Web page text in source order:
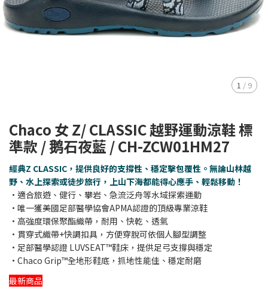
1 / 9
Chaco 女 Z/ CLASSIC 越野運動涼鞋 標
準款 / 鹅石夜藍 / CH-ZCW01HM27
經典Z CLASSIC，提供良好的支撐性、穩定擊包覆性。無論山林越
野、水上探索或徒步旅行，上山下海都能得心應手、輕鬆移動！
•適合旅遊、健行、攀岩、急流泛舟等水域探索運動
•唯一獲美國足部醫學協會APMA認證的頂級專業涼鞋
•高強度環保聚酯織帶，耐用、快乾、透氣
•貫穿式織帶+快調扣具，方便穿脫可依個人腳型調整
•足部醫學認證 LUVSEAT™鞋床，提供足弓支撐與穩定
•Chaco Grip™全地形鞋底，抓地性能佳、穩定耐磨
最新商品